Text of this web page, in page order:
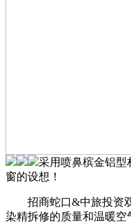
采用喷鼻槟金铝型
窗的设想！
招商蛇口&中旅投资双
染精拆修的质量和温暖空